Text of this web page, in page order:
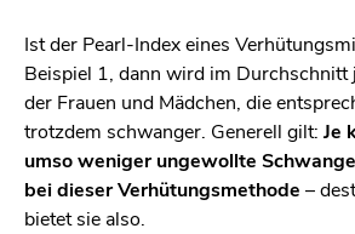
Ist der Pearl-Index eines
Beispiel 1, dann wird im Durchschnitt
der Frauen und Mädchen, die
trotzdem schwanger. Generell gilt: Je
umso weniger ungewollte
bei dieser Verhütungsmethode –
bietet sie also.